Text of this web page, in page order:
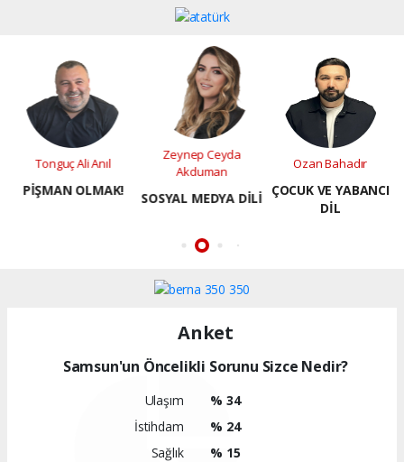
Akduman
SOSYAL MEDYA DİLİ
Ozan Bahadır
ÇOCUK VE YABANCI
DİL
Adnan Arslan
SAMSUN VE
SAMSUNSPOR
Anket
Samsun'un Öncelikli Sorunu Sizce Nedir?
Ulaşım
% 34
İstihdam
% 24
Sağlık
% 15